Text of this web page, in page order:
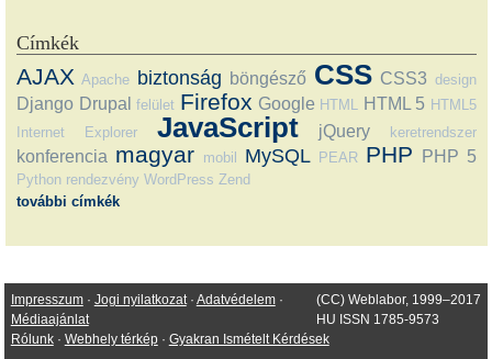
Címkék
AJAX Apache biztonság böngésző CSS CSS3 design
Django Drupal felület Firefox Google HTML HTML 5 HTML5
Internet Explorer
JavaScript jQuery keretrendszer
konferencia magyar mobil MySQL PEAR PHP PHP 5
Python rendezvény WordPress Zend
további címkék
(CC) Weblabor, 1999–2017
HU ISSN 1785-9573
Impresszum· Jogi nyilatkozat· Adatvédelem·
Médiaajánlat
Rólunk· Webhely térkép· Gyakran Ismételt Kérdések